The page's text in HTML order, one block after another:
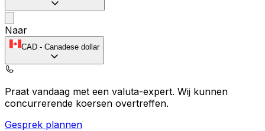
Naar
CAD - Canadese dollar
Praat vandaag met een valuta-expert. Wij kunnen
concurrerende koersen overtreffen.
Gesprek plannen